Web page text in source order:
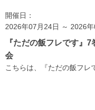
開催日：
2026年07月24日 ～ 2026
『ただの飯フレです』
会
こちらは、『ただの飯フレ